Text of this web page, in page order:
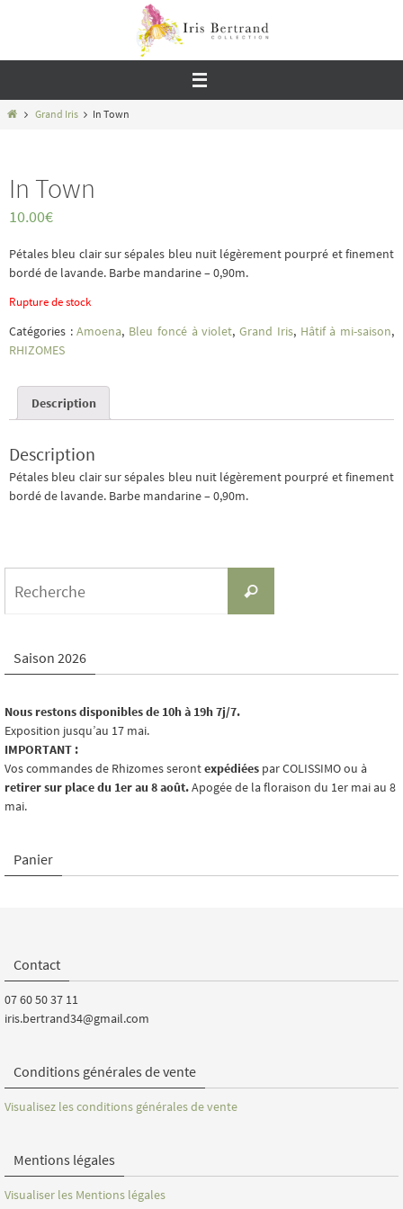
contenu
HomeGrand Iris In Town
In Town
10.00€
Pétales bleu clair sur sépales bleu nuit légèrement pourpré et finement
bordé de lavande. Barbe mandarine – 0,90m.
Rupture de stock
Catégories :Amoena, Bleu foncé à violet,Grand Iris, Hâtif à mi-saison,
RHIZOMES
Description
Description
Pétales bleu clair sur sépales bleu nuit légèrement pourpré et finement
bordé de lavande. Barbe mandarine – 0,90m.
Recherche
Saison 2026
Nous restons disponibles de 10h à 19h 7j/7.
Exposition jusqu’au 17 mai.
IMPORTANT :
Vos commandes de Rhizomes serontexpédiées par COLISSIMO ou à
retirer sur place du 1er au 8 août.Apogée de la floraison du 1er mai au 8
mai.
Panier
Contact
07 60 50 37 11
iris.bertrand34@gmail.com
Conditions générales de vente
Visualisez les conditions générales de vente
Mentions légales
Visualiser les Mentions légales